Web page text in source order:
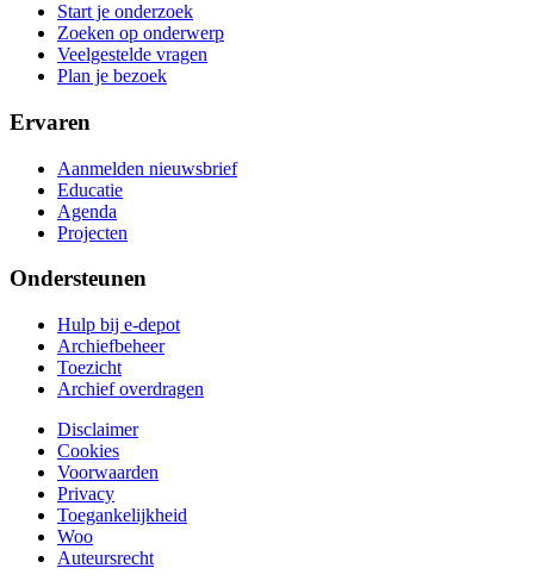
Start je onderzoek
Zoeken op onderwerp
Veelgestelde vragen
Plan je bezoek
Ervaren
Aanmelden nieuwsbrief
Educatie
Agenda
Projecten
Ondersteunen
Hulp bij e-depot
Archiefbeheer
Toezicht
Archief overdragen
Disclaimer
Cookies
Voorwaarden
Privacy
Toegankelijkheid
Woo
Auteursrecht